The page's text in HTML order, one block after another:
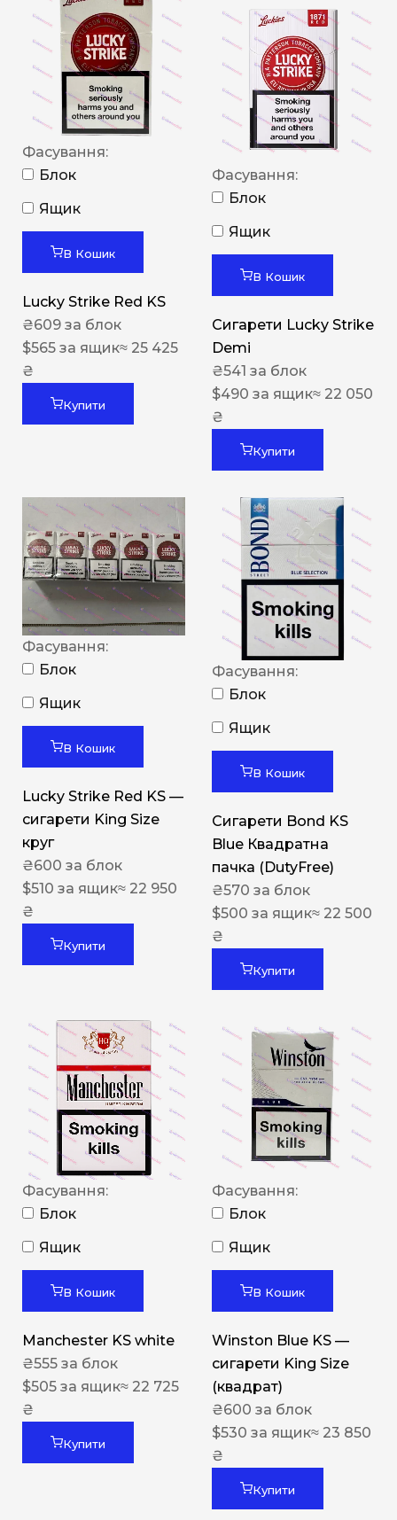
Фасування:
Блок
Ящик
В Кошик
Lucky Strike Red KS
₴609 за блок
$565 за ящик≈ 25 425
₴
Купити
Фасування:
Блок
Ящик
В Кошик
Сигарети Lucky Strike
Demi
₴541 за блок
$490 за ящик≈ 22 050
₴
Купити
Фасування:
Блок
Ящик
В Кошик
Lucky Strike Red KS —
сигарети King Size
круг
₴600 за блок
$510 за ящик≈ 22 950
₴
Купити
Фасування:
Блок
Ящик
В Кошик
Сигарети Bond KS
Blue Квадратна
пачка (DutyFree)
₴570 за блок
$500 за ящик≈ 22 500
₴
Купити
Фасування:
Блок
Ящик
В Кошик
Manchester KS white
₴555 за блок
$505 за ящик≈ 22 725
₴
Купити
Фасування:
Блок
Ящик
В Кошик
Winston Blue KS —
сигарети King Size
(квадрат)
₴600 за блок
$530 за ящик≈ 23 850
₴
Купити